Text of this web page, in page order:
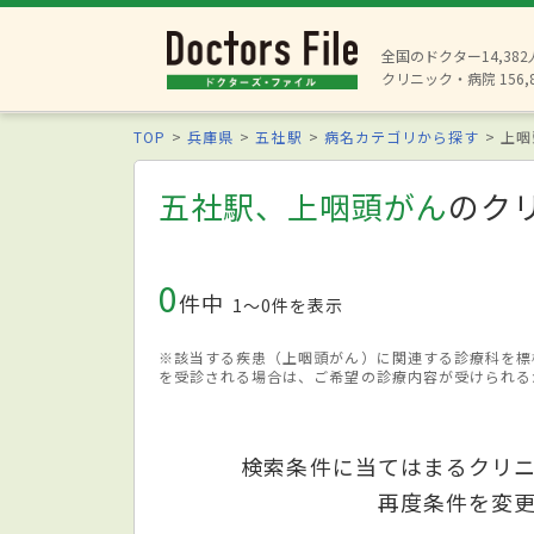
全国のドクター14,382
クリニック・病院
TOP 兵庫県 五社駅 病名カテゴリから探す 上
五社駅、上咽頭がんのク
0件中 1〜0件を表示
※該当する疾患（上咽頭がん）に関連する診療科を
を受診される場合は、ご希望の診療内容が受けられ
検索条件に当てはまるクリ
再度条件を変